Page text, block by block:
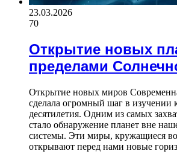
23.03.2026
70
Открытие новых
пределами
Открытие новых миров
сделала огромный шаг в изучении
десятилетия. Одним из самых
стало обнаружение планет вне
системы. Эти миры, кружащиеся
открывают перед нами новые